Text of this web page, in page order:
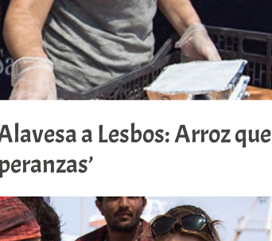
a Lesbos: Arroz que